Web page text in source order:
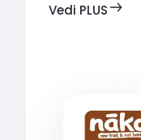
Vedi PLUS